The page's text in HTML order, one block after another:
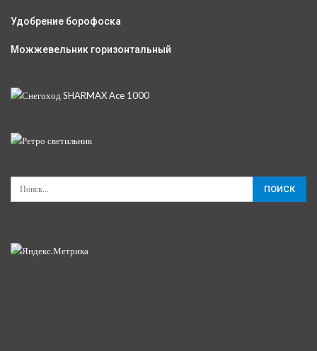
Удобрение борофоска
Можжевельник горизонтальный